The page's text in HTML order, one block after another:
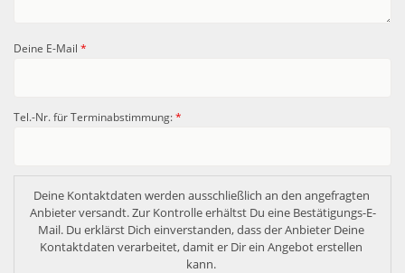
Deine E-Mail *
Tel.-Nr. für Terminabstimmung:*
Deine Kontaktdaten werden ausschließlich an den angefragten
Anbieter versandt. Zur Kontrolle erhältst Du eine Bestätigungs-E-
Mail. Du erklärst Dich einverstanden, dass der Anbieter Deine
Kontaktdaten verarbeitet, damit er Dir ein Angebot erstellen
kann.